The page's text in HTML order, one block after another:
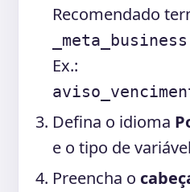
Recomendado
_meta_business
Ex.:
Defina o idioma
e o tipo de variável
Preencha o